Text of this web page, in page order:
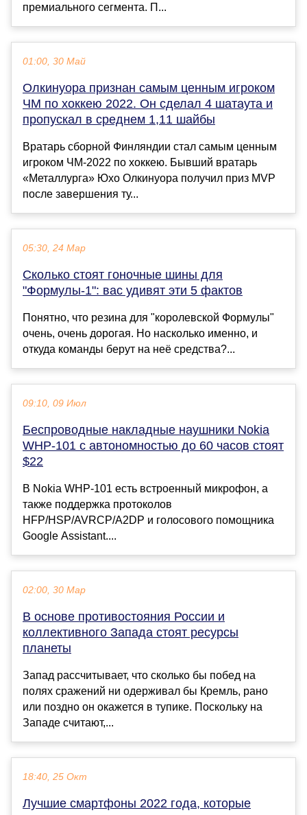
премиального сегмента. П...
01:00, 30 Май
Олкинуора признан самым ценным игроком
ЧМ по хоккею 2022. Он сделал 4 шатаута и
пропускал в среднем 1,11 шайбы
Вратарь сборной Финляндии стал самым ценным
игроком ЧМ-2022 по хоккею. Бывший вратарь
«Металлурга» Юхо Олкинуора получил приз MVP
после завершения ту...
05:30, 24 Мар
Сколько стоят гоночные шины для
"Формулы-1": вас удивят эти 5 фактов
Понятно, что резина для "королевской Формулы"
очень, очень дорогая. Но насколько именно, и
откуда команды берут на неё средства?...
09:10, 09 Июл
Беспроводные накладные наушники Nokia
WHP-101 с автономностью до 60 часов стоят
$22
В Nokia WHP-101 есть встроенный микрофон, а
также поддержка протоколов
HFP/HSP/AVRCP/A2DP и голосового помощника
Google Assistant....
02:00, 30 Мар
В основе противостояния России и
коллективного Запада стоят ресурсы
планеты
Запад рассчитывает, что сколько бы побед на
полях сражений ни одерживал бы Кремль, рано
или поздно он окажется в тупике. Поскольку на
Западе считают,...
18:40, 25 Окт
Лучшие смартфоны 2022 года, которые